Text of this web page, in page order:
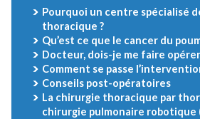
Pourquoi un centre spécialisé
thoracique ?
Qu’est ce que le cancer du
Docteur, dois-je me faire opérer
Comment se passe
Conseils post-opératoires
La chirurgie thoracique par
chirurgie pulmonaire robotique